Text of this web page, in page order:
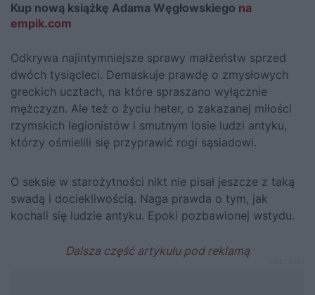
Kup nową książkę Adama Węgłowskiego na
empik.com
Odkrywa najintymniejsze sprawy małżeństw sprzed
dwóch tysiącleci. Demaskuje prawdę o zmysłowych
greckich ucztach, na które spraszano wyłącznie
mężczyzn. Ale też o życiu heter, o zakazanej miłości
rzymskich legionistów i smutnym losie ludzi antyku,
którzy ośmielili się przyprawić rogi sąsiadowi.
O seksie w starożytności nikt nie pisał jeszcze z taką
swadą i dociekliwością. Naga prawda o tym, jak
kochali się ludzie antyku. Epoki pozbawionej wstydu.